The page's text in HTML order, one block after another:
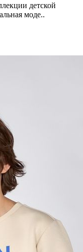
детской
моде..